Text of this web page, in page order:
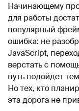
Начинающему
для работы
популярный
ошибка: не
JavaScript,
верстать с
путь подойдет
Но тех, кто
эта дорога не